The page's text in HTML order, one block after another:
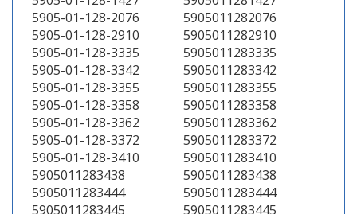
5905-01-128-2076
5905011282076
5905-01-128-2910
5905011282910
5905-01-128-3335
5905011283335
5905-01-128-3342
5905011283342
5905-01-128-3355
5905011283355
5905-01-128-3358
5905011283358
5905-01-128-3362
5905011283362
5905-01-128-3372
5905011283372
5905-01-128-3410
5905011283410
5905011283438
5905011283438
5905011283444
5905011283444
5905011283445
5905011283445